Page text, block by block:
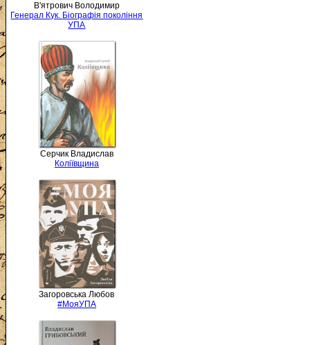
В'ятрович Володимир
Генерал Кук. Біографія покоління
УПА
Серчик Владислав
Коліївщина
Загоровська Любов
#МояУПА